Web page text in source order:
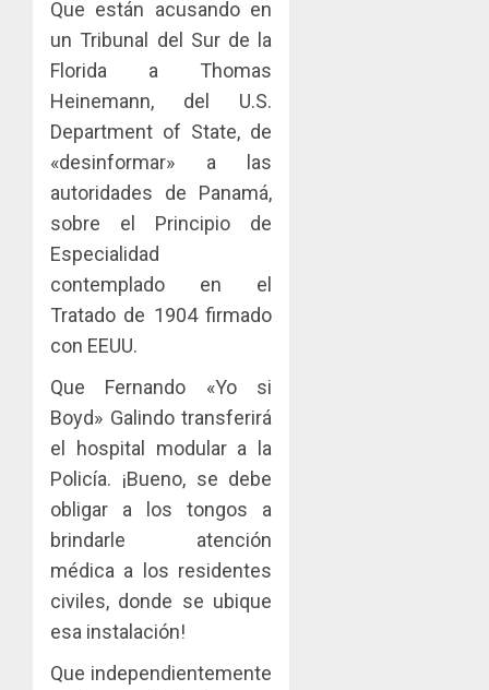
Que están acusando en
un Tribunal del Sur de la
Florida a Thomas
Heinemann, del U.S.
Department of State, de
«desinformar» a las
autoridades de Panamá,
sobre el Principio de
Especialidad
contemplado en el
Tratado de 1904 firmado
con EEUU.
Que Fernando «Yo si
Boyd» Galindo transferirá
el hospital modular a la
Policía. ¡Bueno, se debe
obligar a los tongos a
brindarle atención
médica a los residentes
civiles, donde se ubique
esa instalación!
Que independientemente